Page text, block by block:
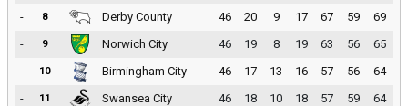
-
8 Derby County 46 20 9 17 67 59
69
-
9 Norwich City 46 19 8 19 63 56
65
-
10 Birmingham City 46 17 13 16 57 56
64
-
11 Swansea City 46 18 10 18 57 59
64